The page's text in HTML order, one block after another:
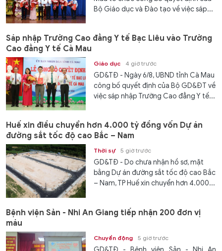
Bộ Giáo dục và Đào tạo về việc sáp...
Sáp nhập Trường Cao đẳng Y tế Bạc Liêu vào Trường
Cao đẳng Y tế Cà Mau
Giáo dục 4 giờ trước
GD&TĐ - Ngày 6/8, UBND tỉnh Cà Mau
công bố quyết định của Bộ GD&ĐT về
việc sáp nhập Trường Cao đẳng Y tế...
Huế xin điều chuyển hơn 4.000 tỷ đồng vốn Dự án
đường sắt tốc độ cao Bắc – Nam
Thời sự 5 giờ trước
GD&TĐ - Do chưa nhận hồ sơ, mặt
bằng Dự án đường sắt tốc độ cao Bắc
– Nam, TP Huế xin chuyển hơn 4.000...
Bệnh viện Sản - Nhi An Giang tiếp nhận 200 đơn vị
máu
Chuyển động 5 giờ trước